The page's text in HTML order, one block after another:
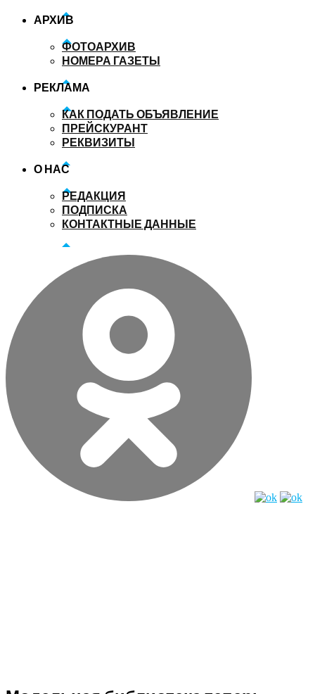
АРХИВ
ФОТОАРХИВ
НОМЕРА ГАЗЕТЫ
РЕКЛАМА
КАК ПОДАТЬ ОБЪЯВЛЕНИЕ
ПРЕЙСКУРАНТ
РЕКВИЗИТЫ
О НАС
РЕДАКЦИЯ
ПОДПИСКА
КОНТАКТНЫЕ ДАННЫЕ